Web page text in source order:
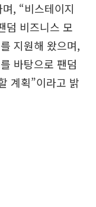
, “비스테이지
덤 비즈니스 모
지원해 왔으며,
바탕으로 팬덤
계획”이라고 밝